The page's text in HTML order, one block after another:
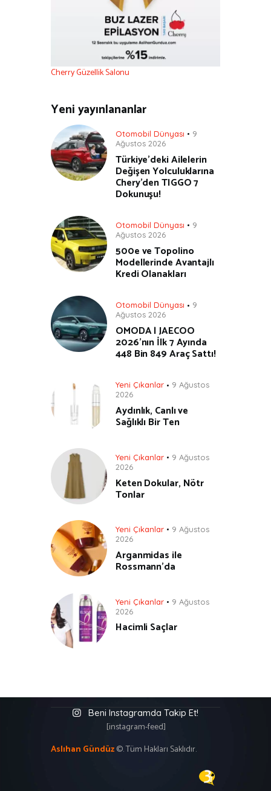
Cherry Güzellik Salonu
Yeni yayınlananlar
Otomobil Dünyası
9
Ağustos 2026
Türkiye’deki Ailelerin
Değişen Yolculuklarına
Chery’den TIGGO 7
Dokunuşu!
Otomobil Dünyası
9
Ağustos 2026
500e ve Topolino
Modellerinde Avantajlı
Kredi Olanakları
Otomobil Dünyası
9
Ağustos 2026
OMODA | JAECOO
2026’nın İlk 7 Ayında
448 Bin 849 Araç Sattı!
Yeni Çıkanlar
9 Ağustos
2026
Aydınlık, Canlı ve
Sağlıklı Bir Ten
Yeni Çıkanlar
9 Ağustos
2026
Keten Dokular, Nötr
Tonlar
Yeni Çıkanlar
9 Ağustos
2026
Arganmidas ile
Rossmann’da
Yeni Çıkanlar
9 Ağustos
2026
Hacimli Saçlar
Beni Instagramda Takip Et!
[instagram-feed]
Aslıhan Gündüz©. Tüm Hakları Saklıdır.